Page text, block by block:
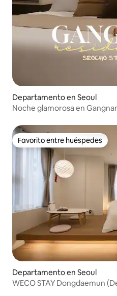
Departamento en Seoul
Noche glamorosa en
Favorito entre huéspedes
Favorito entre huéspedes
Departamento en Seoul
WECO STAY Dongdaemun